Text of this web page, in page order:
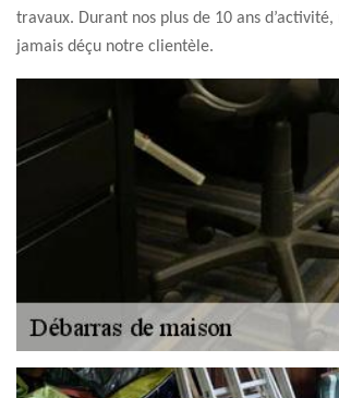
travaux. Durant nos plus de 10 ans d’activité,
jamais déçu notre clientèle.